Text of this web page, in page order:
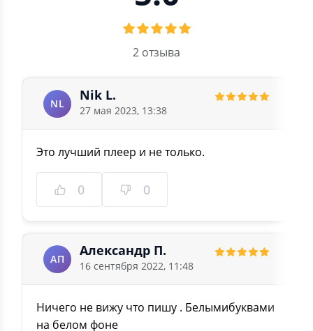
2 отзыва
NL
Nik L.
27 мая 2023, 13:38
Это лучший плеер и не только.
0 0
АП
Александр П.
16 сентября 2022, 11:48
Ничего не вижу что пишу . Белымибуквами
на белом фоне